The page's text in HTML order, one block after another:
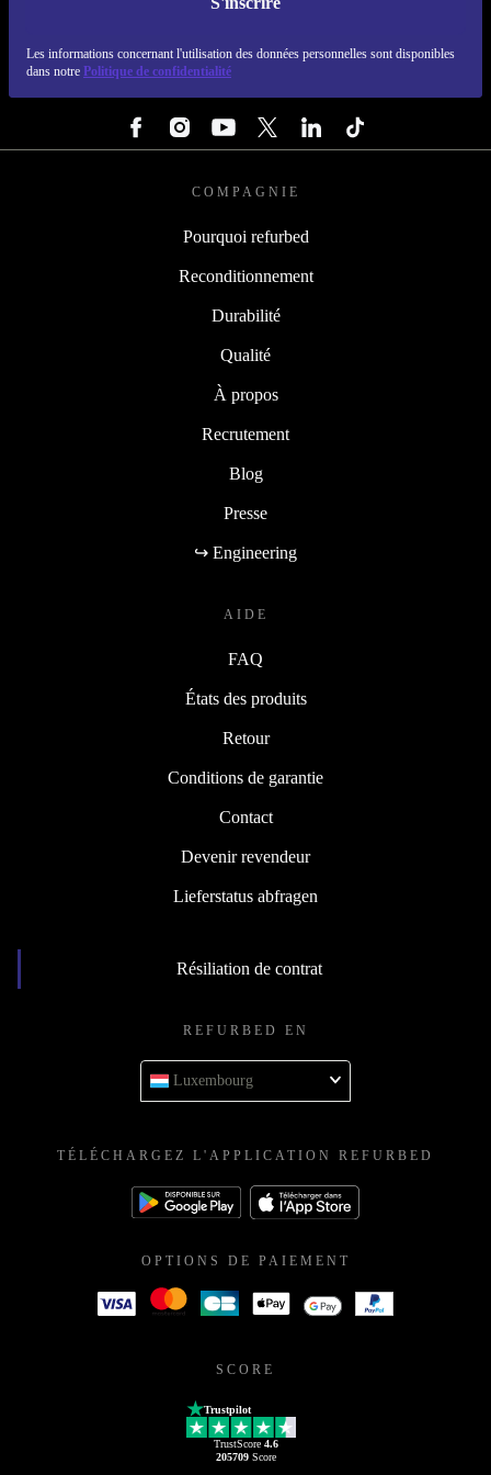
Les informations concernant l'utilisation des données personnelles sont disponibles
dans notre Politique de confidentialité
COMPAGNIE
Pourquoi refurbed
Reconditionnement
Durabilité
Qualité
À propos
Recrutement
Blog
Presse
↪ Engineering
AIDE
FAQ
États des produits
Retour
Conditions de garantie
Contact
Devenir revendeur
Lieferstatus abfragen
Résiliation de contrat
REFURBED EN
Luxembourg
TÉLÉCHARGEZ L'APPLICATION REFURBED
OPTIONS DE PAIEMENT
SCORE
Trustpilot
TrustScore 4.6
205709Score